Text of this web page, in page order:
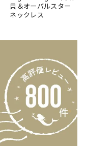
貝＆オーバルスター
ネックレス